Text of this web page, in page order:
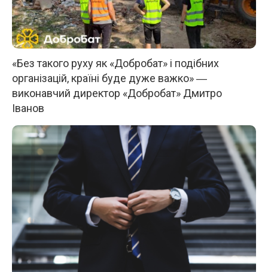
«Без такого руху як «Добробат» і подібних
організацій, країні буде дуже важко» ―
виконавчий директор «Добробат» Дмитро
Іванов